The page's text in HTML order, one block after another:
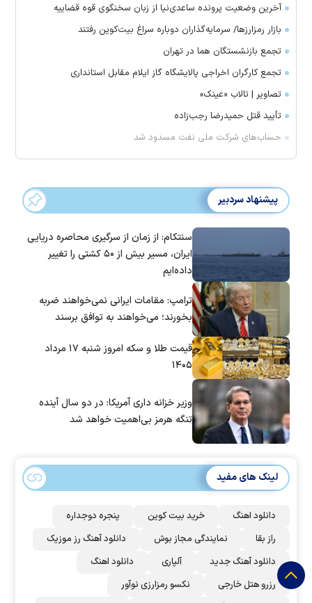
آخرین وضعیت پرونده ساعدی‌نیا از زبان سخنگوی قوه قضاییه
بازار رمزارز‌ها/ سرمایه‌گذاران دوباره سراغ بیت‌کوین رفتند
تجمع بازنشستگان هما در تهران
تجمع کارگران اخراجی پالایشگاه گاز ایلام مقابل استانداری
تصاویر | تالاب «عینک»
تأیید قتل حمیدرضا رجب‌زاده
حساب‌های شرکت ملی نفت مسدود شد
پیشنهاد سردبیر
سنتکام: از زمان از سرگیری محاصره دریایی
ایران، مسیر بیش از ۵۰ کشتی را تغییر
داده‌ایم
ترامپ: مقامات ایرانی نمی‌خواهند ضربه
بخورند؛ می‌خواهند به توافق برسند
قیمت طلا و سکه امروز شنبه ۱۷ مرداد
۱۴۰۵
وزیر خزانه داری آمریکا: در دو سال آینده
تنگه هرمز بی‌اهمیت خواهد شد
لینک های مفید
دانلود اهنگ خرید بیت کوین
پنجره دوجداره
راز بقا
نمایندگی مجاز بوش
دانلود آهنگ رز‌ موزیک
دانلود آهنگ جدید
آلپاری
دانلود اهنگ
رزرو هتل خارجی
نکسو رمزارزی نوآور